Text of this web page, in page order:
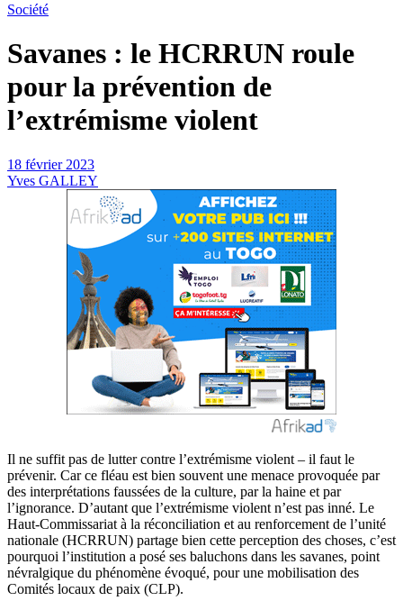
Société
Savanes : le HCRRUN roule
pour la prévention de
l’extrémisme violent
18 février 2023
Yves GALLEY
Il ne suffit pas de lutter contre l’extrémisme violent – il faut le
prévenir. Car ce fléau est bien souvent une menace provoquée par
des interprétations faussées de la culture, par la haine et par
l’ignorance. D’autant que l’extrémisme violent n’est pas inné. Le
Haut-Commissariat à la réconciliation et au renforcement de l’unité
nationale (HCRRUN) partage bien cette perception des choses, c’est
pourquoi l’institution a posé ses baluchons dans les savanes, point
névralgique du phénomène évoqué, pour une mobilisation des
Comités locaux de paix (CLP).